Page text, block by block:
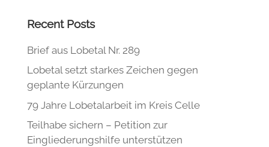
Recent Posts
Brief aus Lobetal Nr. 289
Lobetal setzt starkes Zeichen gegen
geplante Kürzungen
79 Jahre Lobetalarbeit im Kreis Celle
Teilhabe sichern – Petition zur
Eingliederungshilfe unterstützen